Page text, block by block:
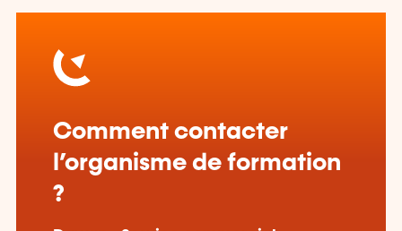
Comment contacter
l’organisme de formation
?